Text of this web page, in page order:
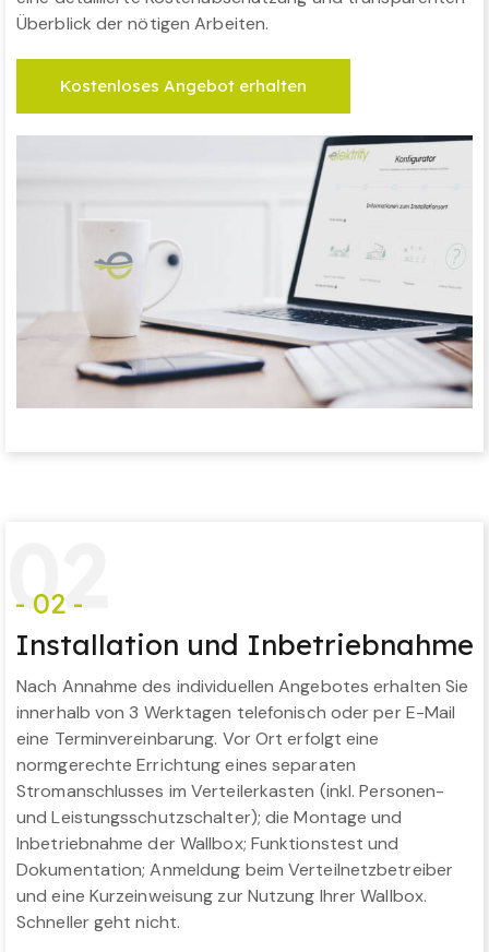
Überblick der nötigen Arbeiten.
Kostenloses Angebot erhalten
02
- 02 -
Installation und Inbetriebnahme
Nach Annahme des individuellen Angebotes erhalten Sie
innerhalb von 3 Werktagen telefonisch oder per E-Mail
eine Terminvereinbarung. Vor Ort erfolgt eine
normgerechte Errichtung eines separaten
Stromanschlusses im Verteilerkasten (inkl. Personen-
und Leistungsschutzschalter); die Montage und
Inbetriebnahme der Wallbox; Funktionstest und
Dokumentation; Anmeldung beim Verteilnetzbetreiber
und eine Kurzeinweisung zur Nutzung Ihrer Wallbox.
Schneller geht nicht.